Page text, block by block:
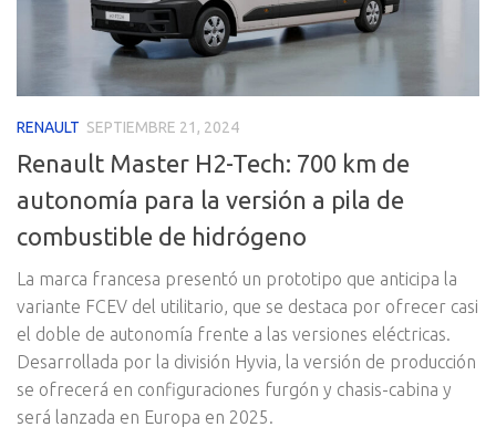
RENAULT SEPTIEMBRE 21, 2024
Renault Master H2-Tech: 700 km de
autonomía para la versión a pila de
combustible de hidrógeno
La marca francesa presentó un prototipo que anticipa la
variante FCEV del utilitario, que se destaca por ofrecer casi
el doble de autonomía frente a las versiones eléctricas.
Desarrollada por la división Hyvia, la versión de producción
se ofrecerá en configuraciones furgón y chasis-cabina y
será lanzada en Europa en 2025.